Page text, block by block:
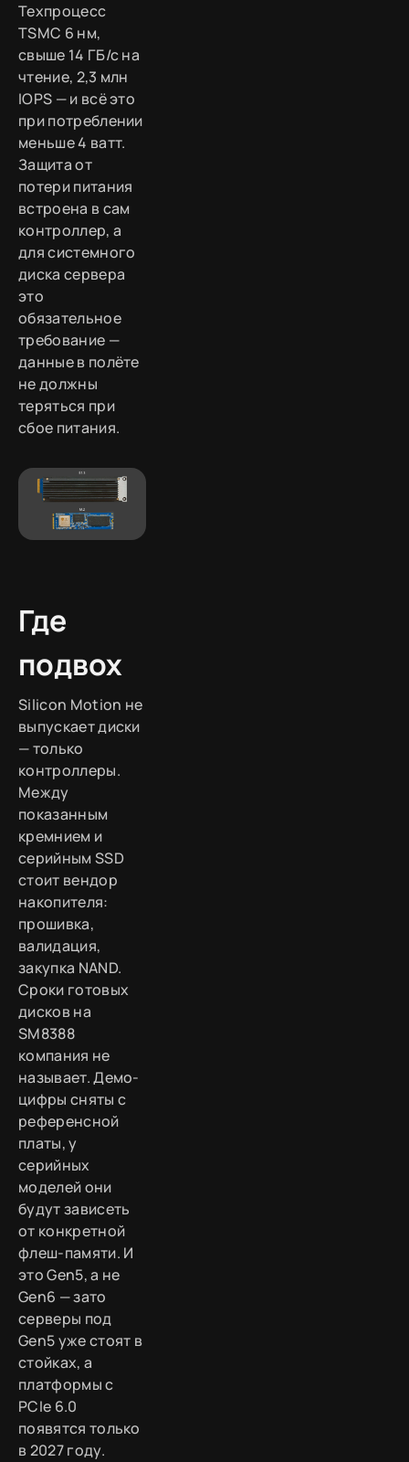
Техпроцесс
TSMC 6 нм,
свыше 14 ГБ/с на
чтение, 2,3 млн
IOPS — и всё это
при потреблении
меньше 4 ватт.
Защита от
потери питания
встроена в сам
контроллер, а
для системного
диска сервера
это
обязательное
требование —
данные в полёте
не должны
теряться при
сбое питания.
Где
подвох
Silicon Motion не
выпускает диски
— только
контроллеры.
Между
показанным
кремнием и
серийным SSD
стоит вендор
накопителя:
прошивка,
валидация,
закупка NAND.
Сроки готовых
дисков на
SM8388
компания не
называет. Демо-
цифры сняты с
референсной
платы, у
серийных
моделей они
будут зависеть
от конкретной
флеш-памяти. И
это Gen5, а не
Gen6 — зато
серверы под
Gen5 уже стоят в
стойках, а
платформы с
PCIe 6.0
появятся только
в 2027 году.